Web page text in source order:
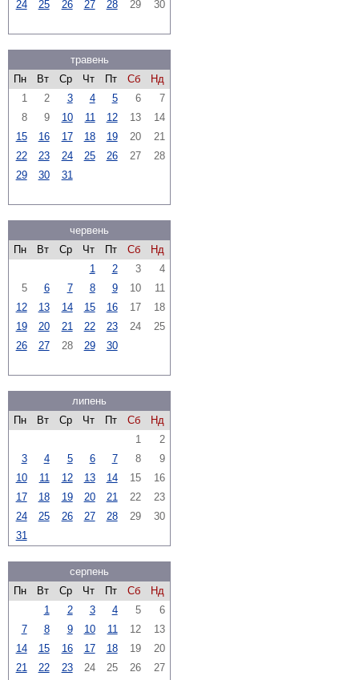
24
25 26 27 28 29 30
травень
Пн
Вт Ср Чт Пт Сб
Нд
1
2 3 4 5 6
7
8
9 10 11 12 13
14
15
16 17 18 19 20
21
22
23 24 25 26 27
28
29
30 31
червень
Пн
Вт Ср Чт Пт Сб
Нд
1
2 3
4
5
6 7 8 9 10
11
12
13 14 15 16 17
18
19
20 21 22 23 24
25
26
27 28 29 30
липень
Пн
Вт Ср Чт Пт Сб
Нд
1
2
3
4 5 6 7 8
9
10
11 12 13 14 15
16
17
18 19 20 21 22
23
24
25 26 27 28 29
30
31
серпень
Пн
Вт Ср Чт Пт Сб
Нд
1
2 3 4 5
6
7
8 9 10 11 12
13
14
15 16 17 18 19
20
21
22 23 24 25 26
27